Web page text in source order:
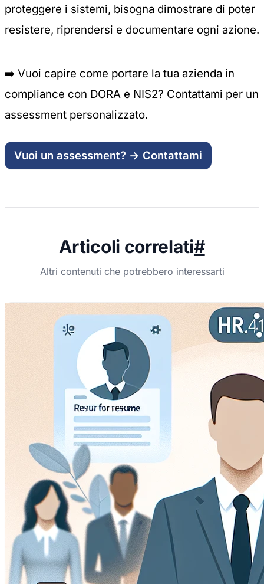
proteggere i sistemi, bisogna dimostrare di poter
resistere, riprendersi e documentare ogni azione.
➡️ Vuoi capire come portare la tua azienda in
compliance con DORA e NIS2? Contattami per un
assessment personalizzato.
Vuoi un assessment? → Contattami
Articoli correlati#
Altri contenuti che potrebbero interessarti